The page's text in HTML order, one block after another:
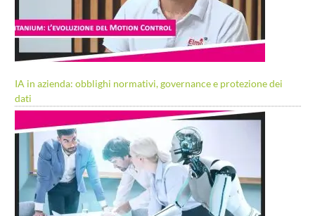
IA in azienda: obblighi normativi, governance e protezione dei
dati